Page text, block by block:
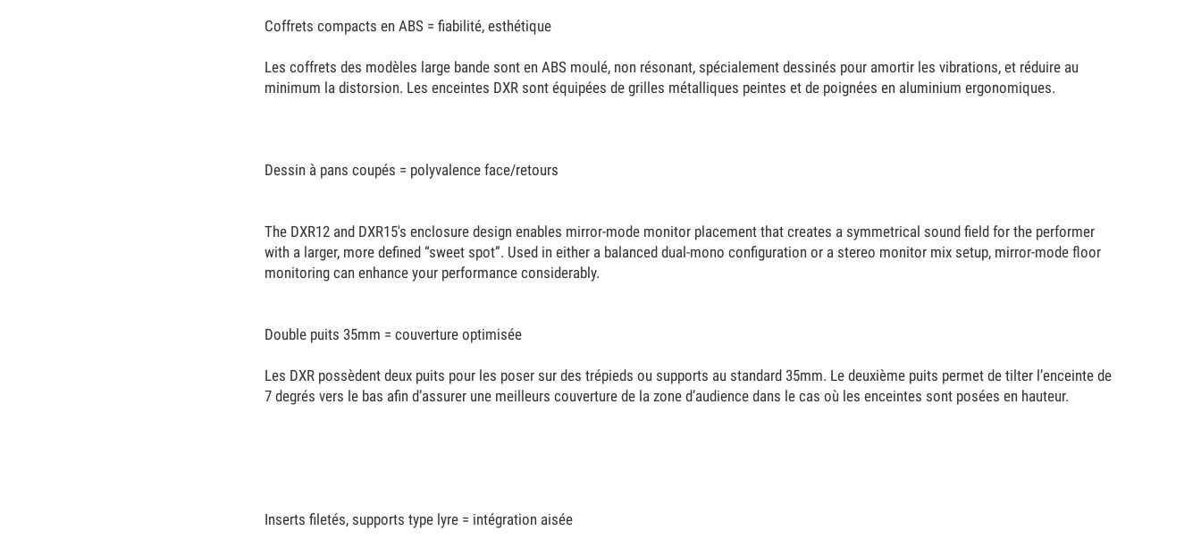
Coffrets compacts en ABS = fiabilité, esthétique
Les coffrets des modèles large bande sont en ABS moulé, non résonant, spécialement dessinés pour amortir les vibrations, et réduire au
minimum la distorsion. Les enceintes DXR sont équipées de grilles métalliques peintes et de poignées en aluminium ergonomiques.
Dessin à pans coupés = polyvalence face/retours
The DXR12 and DXR15's enclosure design enables mirror-mode monitor placement that creates a symmetrical sound field for the performer
with a larger, more defined “sweet spot”. Used in either a balanced dual-mono configuration or a stereo monitor mix setup, mirror-mode floor
monitoring can enhance your performance considerably.
Double puits 35mm = couverture optimisée
Les DXR possèdent deux puits pour les poser sur des trépieds ou supports au standard 35mm. Le deuxième puits permet de tilter l’enceinte de
7 degrés vers le bas afin d’assurer une meilleurs couverture de la zone d’audience dans le cas où les enceintes sont posées en hauteur.
Inserts filetés, supports type lyre = intégration aisée